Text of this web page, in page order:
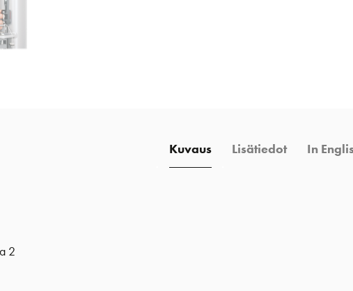
Kuvaus Lisätiedot In
2